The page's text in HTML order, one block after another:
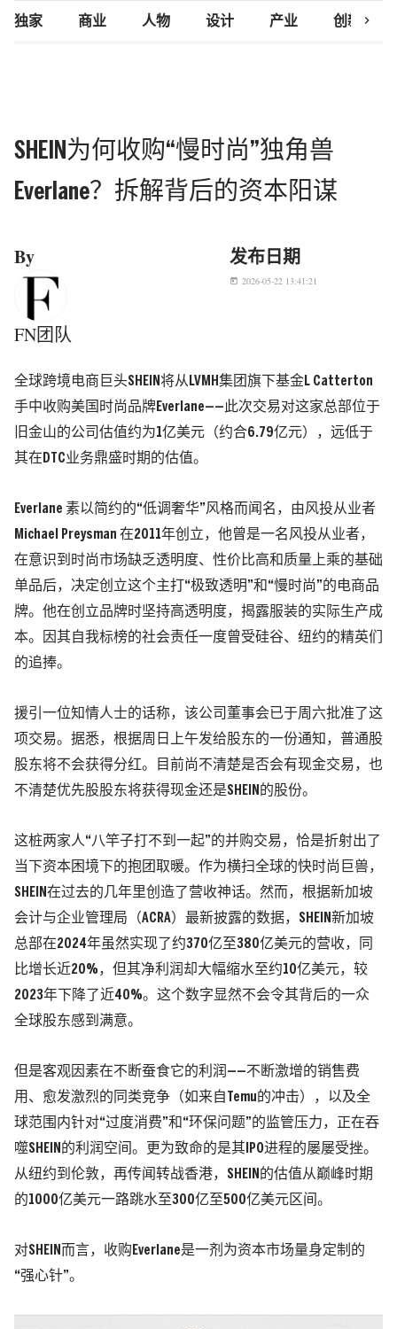
独家 商业 人物 设计 产业 创新研究
chevron_right
SHEIN为何收购“慢时尚”独角兽
Everlane？拆解背后的资本阳谋
By
FN团队
发布日期
today 2026-05-22 13:41:21
全球跨境电商巨头SHEIN将从LVMH集团旗下基金L Catterton
手中收购美国时尚品牌Everlane——此次交易对这家总部位于
旧金山的公司估值约为1亿美元 （约合6.79亿元）
，远低于
其在 DTC业务鼎盛时期的估值。
Everlane 素以简约的“低调奢华”风格而闻名，由风投从业者
Michael Preysman 在2011年创立，他曾是一名风投从业者，
在意识到时尚市场缺乏透明度、性价比高和质量上乘的基础
单品后，决定创立这个主打“极致透明”和“慢时尚”的电商品
牌。他在创立品牌时坚持高透明度，揭露服装的实际生产成
本。因其自我标榜的社会责任一度曾受硅谷、纽约的精英们
的追捧。
援引一位知情人士的话称，该公司董事会已于周六批准了这
项交易。据悉，根据周日上午发给股东的一份通知，普通股
股东将不会获得分红。目前尚不清楚是否会有现金交易，也
不清楚优先股股东将获得现金还是SHEIN的股份。
这桩两家人“八竿子打不到一起”的并购交易，恰是折射出了
当下资本困境下的抱团取暖。作为横扫全球的快时尚巨兽，
SHEIN在过去的几年里创造了营收神话。然而，根据新加坡
会计与企业管理局 （ACRA） 最新披露的数据， SHEIN新加坡
总部在2024年虽然实现了约370亿至380亿美元的营收，同
比增长近20%，但其净利润却大幅缩水至约10亿美元，较
2023年下降了近40%。 这个数字显然不会令其背后的一众
全球股东感到满意。
但是客观因素在不断蚕食它的利润——不断激增的销售费
用、愈发激烈的同类竞争 （如来自Temu的冲击）
，以及全
球范围内针对“过度消费”和“环保问题”的监管压力，正在吞
噬SHEIN的利润空间。
更为致命的是其IPO进程的屡屡受挫。
从纽约到伦敦，再传闻转战香港，SHEIN的估值从巅峰时期
的1000亿美元一路跳水至300亿至500亿美元区间。
对SHEIN而言，收购Everlane是一剂为资本市场量身定制的
“强心针”。